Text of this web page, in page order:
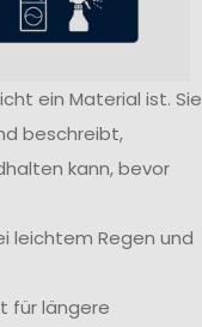
ein Material ist. Sie
beschreibt,
kann, bevor
leichtem Regen und
für längere